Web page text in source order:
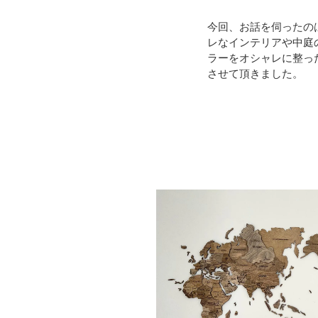
今回、お話を伺った
レなインテリアや中
ラーをオシャレに整
させて頂きました。